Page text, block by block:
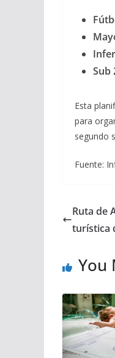
Sub
Esta
para
segundo
Fuente:
Ruta de
turística
You